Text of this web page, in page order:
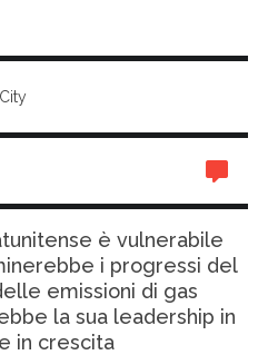
è vulnerabile
i progressi del
emissioni di gas
la sua leadership in
in crescita